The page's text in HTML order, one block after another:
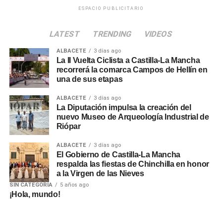
ESPACIO PUBLICITARIO
LATEST TRENDING VIDEOS
ALBACETE 3 días ago
La II Vuelta Ciclista a Castilla-La Mancha
recorrerá la comarca Campos de Hellín en
una de sus etapas
ALBACETE 3 días ago
La Diputación impulsa la creación del
nuevo Museo de Arqueología Industrial de
Riópar
ALBACETE 3 días ago
El Gobierno de Castilla-La Mancha
respalda las fiestas de Chinchilla en honor
a la Virgen de las Nieves
SIN CATEGORÍA 5 años ago
¡Hola, mundo!